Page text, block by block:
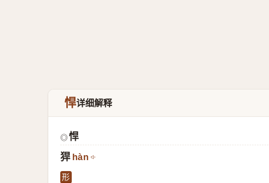
悍详细解释
◎悍
猂 hàn
形